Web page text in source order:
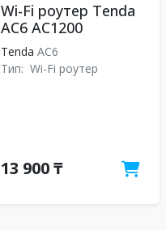
Wi-Fi роутер Tenda
AC6 AC1200
Tenda АС6
Тип: Wi-Fi роутер
13 900 ₸